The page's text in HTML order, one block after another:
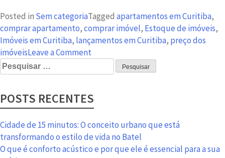
Posted in Sem categoriaTagged apartamentos em Curitiba,
comprar apartamento,comprar imóvel, Estoque de imóveis,
Imóveis em Curitiba, lançamentos em Curitiba, preço dos
imóveisLeave a Comment
Imóveis
em
têm
o
menor
estoque
em
Pesquisar
por:
POSTS RECENTES
Cidade de 15 minutos: O conceito urbano que está
transformando o estilo de vida no Batel
O que é conforto acústico e por que ele é essencial para a sua